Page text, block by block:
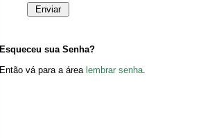
Esqueceu sua Senha?
Então vá para a área lembrar senha.